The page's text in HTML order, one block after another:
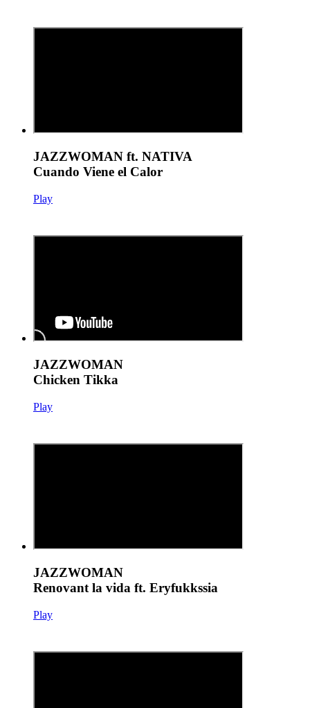
JAZZWOMAN ft. NATIVA
Cuando Viene el Calor
Play
JAZZWOMAN
Chicken Tikka
Play
JAZZWOMAN
Renovant la vida ft. Eryfukkssia
Play